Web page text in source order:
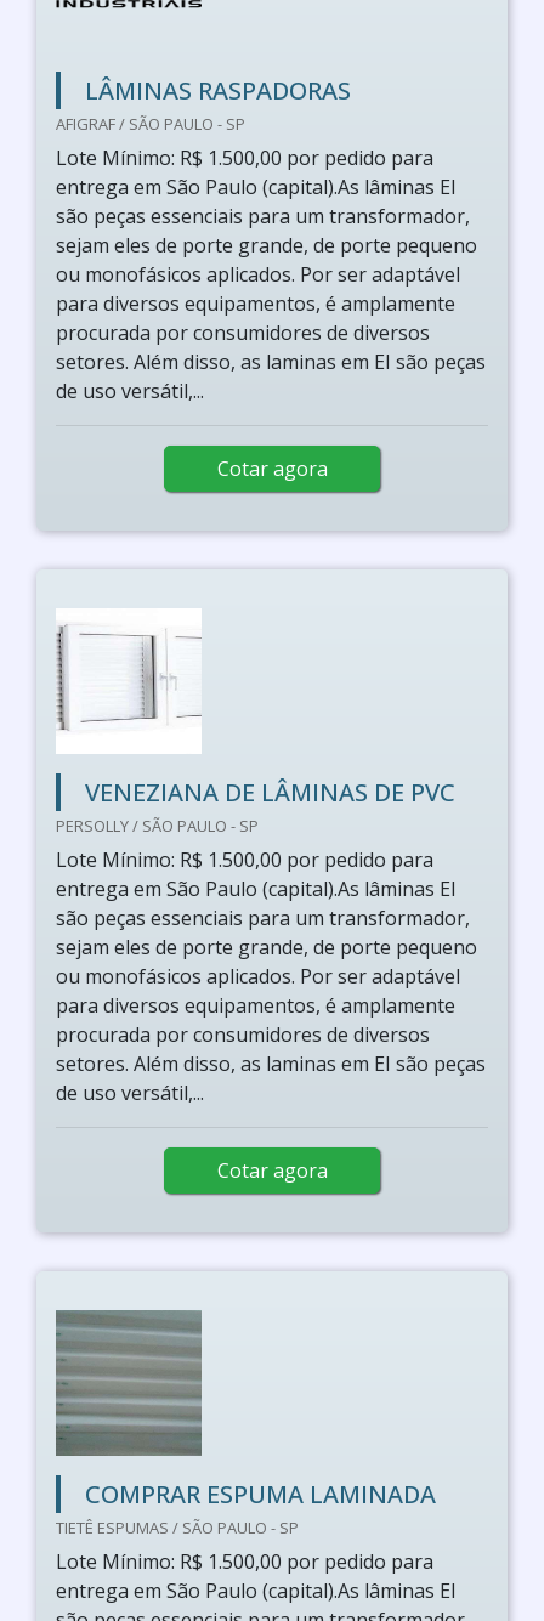
LÂMINAS RASPADORAS
AFIGRAF / SÃO PAULO - SP
Lote Mínimo: R$ 1.500,00 por pedido para
entrega em São Paulo (capital).As lâminas EI
são peças essenciais para um transformador,
sejam eles de porte grande, de porte pequeno
ou monofásicos aplicados. Por ser adaptável
para diversos equipamentos, é amplamente
procurada por consumidores de diversos
setores. Além disso, as laminas em EI são peças
de uso versátil,...
Cotar agora
VENEZIANA DE LÂMINAS DE PVC
PERSOLLY / SÃO PAULO - SP
Lote Mínimo: R$ 1.500,00 por pedido para
entrega em São Paulo (capital).As lâminas EI
são peças essenciais para um transformador,
sejam eles de porte grande, de porte pequeno
ou monofásicos aplicados. Por ser adaptável
para diversos equipamentos, é amplamente
procurada por consumidores de diversos
setores. Além disso, as laminas em EI são peças
de uso versátil,...
Cotar agora
COMPRAR ESPUMA LAMINADA
TIETÊ ESPUMAS / SÃO PAULO - SP
Lote Mínimo: R$ 1.500,00 por pedido para
entrega em São Paulo (capital).As lâminas EI